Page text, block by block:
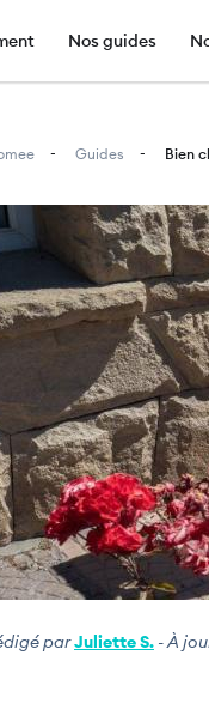
principale
Nos guides
Guides Bien
parJuliette S. - À